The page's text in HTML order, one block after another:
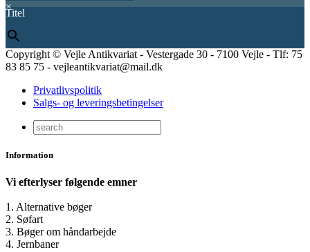
×
Titel
Copyright © Vejle Antikvariat - Vestergade 30 - 7100 Vejle - Tlf: 75
83 85 75 - vejleantikvariat@mail.dk
Privatlivspolitik
Salgs- og leveringsbetingelser
Information
Vi efterlyser følgende emner
1. Alternative bøger
2. Søfart
3. Bøger om håndarbejde
4. Jernbaner